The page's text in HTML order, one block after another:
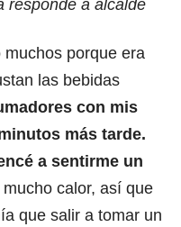
responde a alcalde
muchos porque era
las bebidas
con mis
más tarde.
a sentirme un
calor, así que
que salir a tomar un